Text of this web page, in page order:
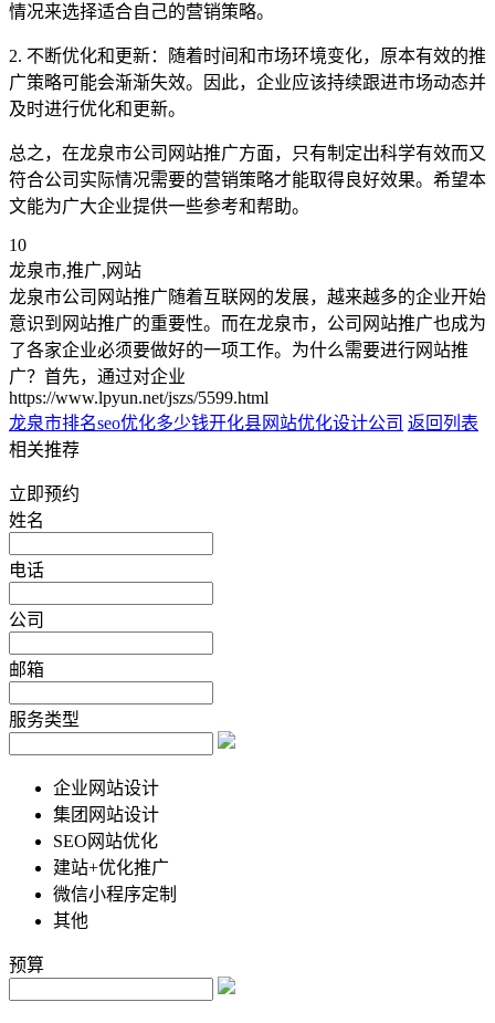
情况来选择适合自己的营销策略。
2. 不断优化和更新：随着时间和市场环境变化，原本有效的推
广策略可能会渐渐失效。因此，企业应该持续跟进市场动态并
及时进行优化和更新。
总之，在龙泉市公司网站推广方面，只有制定出科学有效而又
符合公司实际情况需要的营销策略才能取得良好效果。希望本
文能为广大企业提供一些参考和帮助。
10
龙泉市,推广,网站
龙泉市公司网站推广随着互联网的发展，越来越多的企业开始
意识到网站推广的重要性。而在龙泉市，公司网站推广也成为
了各家企业必须要做好的一项工作。为什么需要进行网站推
广？首先，通过对企业
https://www.lpyun.net/jszs/5599.html
龙泉市排名seo优化多少钱开化县网站优化设计公司 返回列表
相关推荐
立即预约
姓名
电话
公司
邮箱
服务类型
企业网站设计
集团网站设计
SEO网站优化
建站+优化推广
微信小程序定制
其他
预算